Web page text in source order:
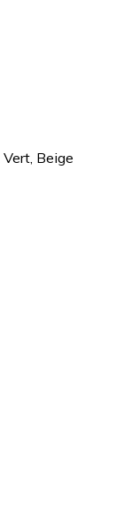
Vert, Beige